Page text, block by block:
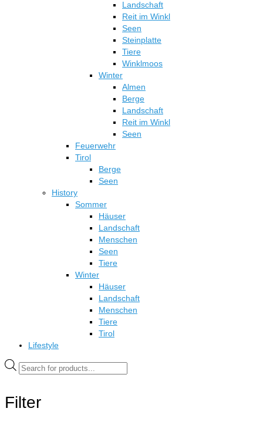
Landschaft
Reit im Winkl
Seen
Steinplatte
Tiere
Winklmoos
Winter
Almen
Berge
Landschaft
Reit im Winkl
Seen
Feuerwehr
Tirol
Berge
Seen
History
Sommer
Häuser
Landschaft
Menschen
Seen
Tiere
Winter
Häuser
Landschaft
Menschen
Tiere
Tirol
Lifestyle
Products
search
Filter